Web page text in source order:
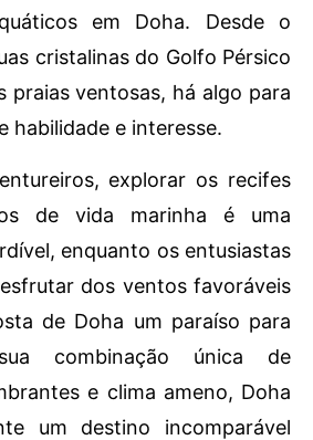
em Doha. Desde o
cristalinas do Golfo Pérsico
praias ventosas, há algo para
habilidade e interesse.
explorar os recifes
de vida marinha é uma
enquanto os entusiastas
dos ventos favoráveis
de Doha um paraíso para
combinação única de
e clima ameno, Doha
um destino incomparável